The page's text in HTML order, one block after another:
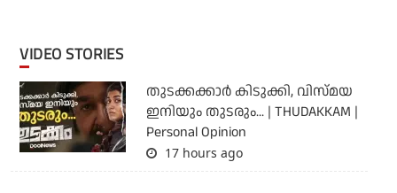
VIDEO STORIES
തുടക്കക്കാര്‍ കിടുക്കി, വിസ്മയ
ഇനിയും തുടരും... | THUDAKKAM |
Personal Opinion
17 hours ago